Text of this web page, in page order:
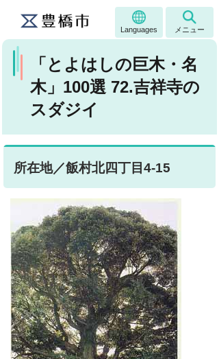
Languages メニュー
「とよはしの巨木・名
木」100選 72.吉祥寺の
スダジイ
所在地／飯村北四丁目4-15